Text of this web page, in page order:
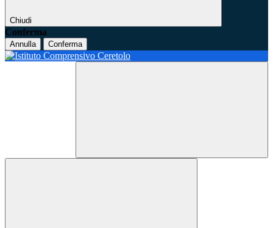
Chiudi
Conferma
Annulla Conferma